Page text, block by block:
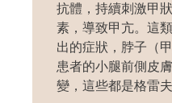
抗體，持續刺激甲
素，導致甲亢。這
出的症狀，脖子（
患者的小腿前側皮
變，這些都是格雷